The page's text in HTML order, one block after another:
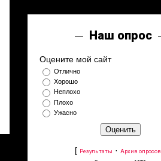
Наш опрос
Оцените мой сайт
Отлично
Хорошо
Неплохо
Плохо
Ужасно
[ Результаты · Архив опросов